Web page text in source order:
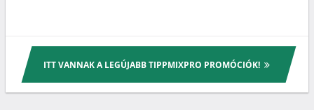
ITT VANNAK A LEGÚJABB TIPPMIXPRO PROMÓCIÓK!